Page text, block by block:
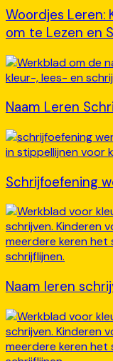
Woordjes Leren:
om te Lezen en
Naam Leren
Schrijfoefening
Naam leren